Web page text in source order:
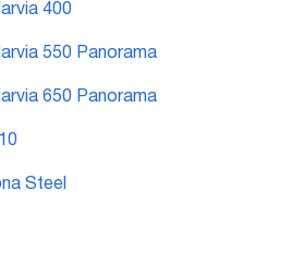
400
550 Panorama
650 Panorama
Steel